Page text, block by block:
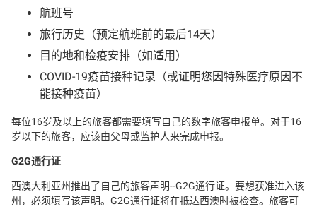
航班号
旅行历史（预定航班前的最后14天）
目的地和检疫安排（如适用）
COVID-19疫苗接种记录（或证明您因特殊医疗原因不
能接种疫苗）
每位16岁及以上的旅客都需要填写自己的数字旅客申报单。对于16
岁以下的旅客，应该由父母或监护人来完成申报。
G2G通行证
西澳大利亚州推出了自己的旅客声明--G2G通行证。要想获准进入该
州，必须填写该声明。G2G通行证将在抵达西澳时被检查。旅客可